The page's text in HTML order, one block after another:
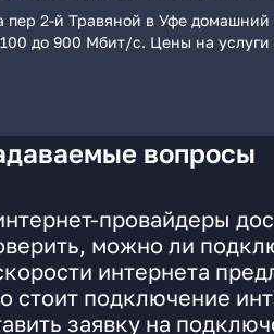
пер 2-й Травяной в Уфе
до 900 Мбит/с. Цены на
вопросы
провайдеры
можно ли
интернета
стоит подключение
заявку на